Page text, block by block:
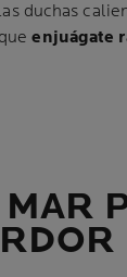
duchas
enjuágate